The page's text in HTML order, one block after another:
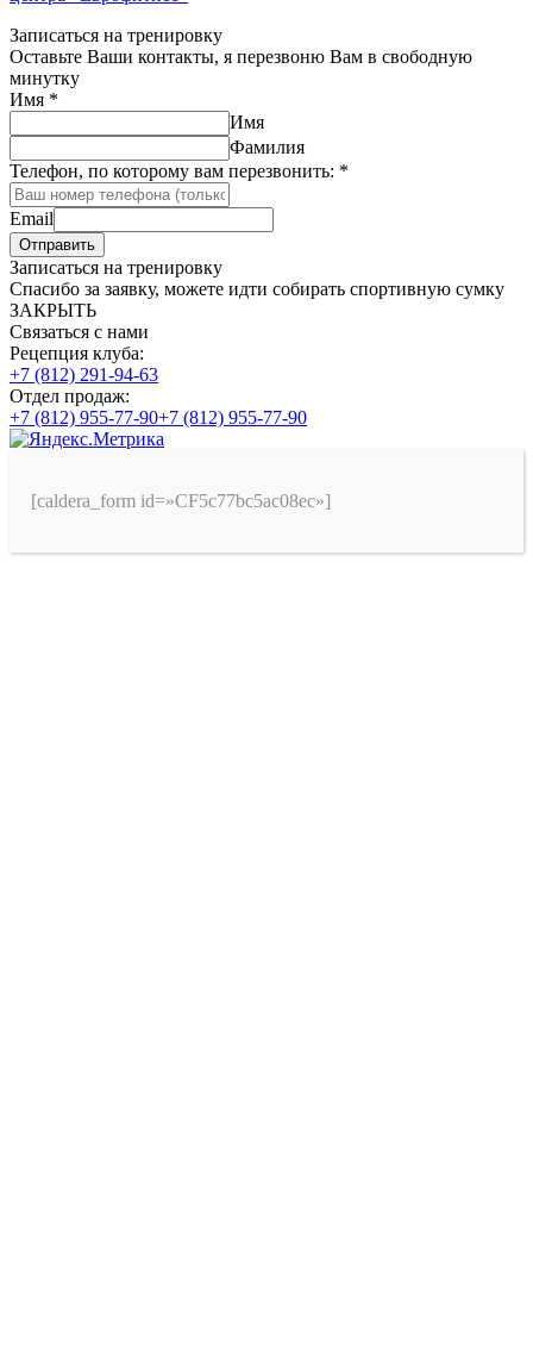
Записаться на тренировку
Оставьте Ваши контакты, я перезвоню Вам в свободную
минутку
Имя *
Имя
Фамилия
Телефон, по которому вам перезвонить: *
Email
Отправить
Записаться на тренировку
Спасибо за заявку, можете идти собирать спортивную сумку
ЗАКРЫТЬ
Связаться с нами
Рецепция клуба:
+7 (812) 291-94-63
Отдел продаж:
+7 (812) 955-77-90+7 (812) 955-77-90
[caldera_form id=»CF5c77bc5ac08ec»]